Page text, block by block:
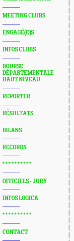
MEETING CLUBS
ENGAGÉ(E)S
INFOS CLUBS
BOURSE
DÉPARTEMENTALE
HAUT NIVEAU
REPORTER
RÉSULTATS
BILANS
RECORDS
* * * * * * * * * *
OFFICIELS - JURY
INFOS LOGICA
* * * * * * * * * *
CONTACT